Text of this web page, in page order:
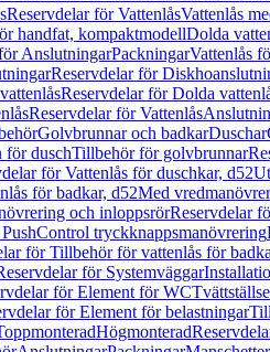
Reservdelar för VattenlåsVattenlås
handfat, kompaktmodellDolda
AnslutningarPackningarVattenlås
Reservdelar för
Reservdelar för Dolda
Reservdelar för Vattenlås
Golvbrunnar och badkarDuschar
för duschTillbehör för golvbrunnar
för Vattenlås för duschkar, d52
för badkar, d52Med
och inloppsrörReservdelar
tryckknappsmanövrering
för Tillbehör för vattenlås för
för Systemväggar
för Element för WC
för Element för belastningar
Högmonterad